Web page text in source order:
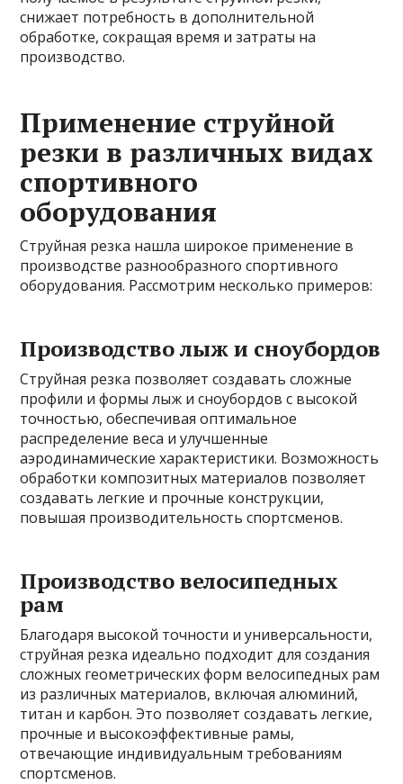
снижает потребность в дополнительной
обработке, сокращая время и затраты на
производство.
Применение струйной
резки в различных видах
спортивного
оборудования
Струйная резка нашла широкое применение в
производстве разнообразного спортивного
оборудования. Рассмотрим несколько примеров:
Производство лыж и сноубордов
Струйная резка позволяет создавать сложные
профили и формы лыж и сноубордов с высокой
точностью, обеспечивая оптимальное
распределение веса и улучшенные
аэродинамические характеристики. Возможность
обработки композитных материалов позволяет
создавать легкие и прочные конструкции,
повышая производительность спортсменов.
Производство велосипедных
рам
Благодаря высокой точности и универсальности,
струйная резка идеально подходит для создания
сложных геометрических форм велосипедных рам
из различных материалов, включая алюминий,
титан и карбон. Это позволяет создавать легкие,
прочные и высокоэффективные рамы,
отвечающие индивидуальным требованиям
спортсменов.